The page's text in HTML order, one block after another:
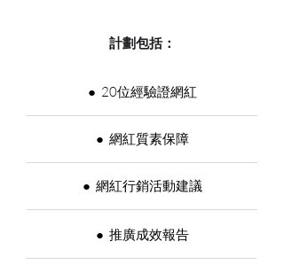
​計劃包括：
● 20位經驗證網紅
​● 網紅質素保障
​● 網紅行銷活動建議
● 推廣成效報告